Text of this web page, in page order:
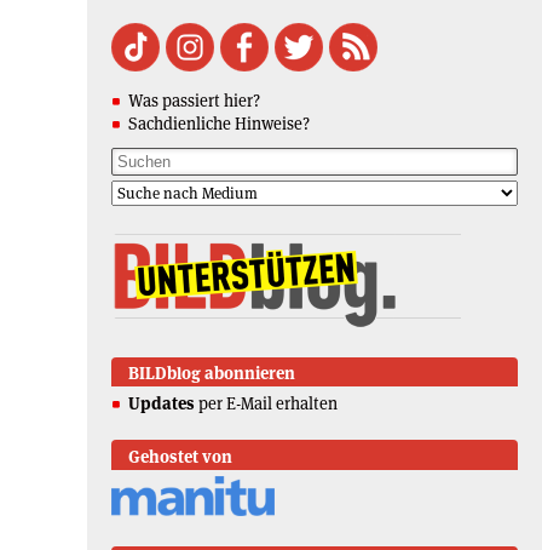
Was passiert hier?
Sachdienliche Hinweise?
BILDblog abonnieren
Updates per E-Mail erhalten
Gehostet von